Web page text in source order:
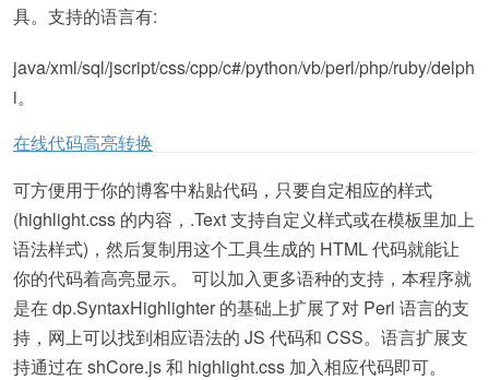
具。支持的语言有:
java/xml/sql/jscript/css/cpp/c#/python/vb/perl/php/ruby/delph
i。
在线代码高亮转换
可方便用于你的博客中粘贴代码，只要自定相应的样式
(highlight.css 的内容，.Text 支持自定义样式或在模板里加上
语法样式)，然后复制用这个工具生成的 HTML 代码就能让
你的代码着高亮显示。 可以加入更多语种的支持，本程序就
是在 dp.SyntaxHighlighter 的基础上扩展了对 Perl 语言的支
持，网上可以找到相应语法的 JS 代码和 CSS。语言扩展支
持通过在 shCore.js 和 highlight.css 加入相应代码即可。